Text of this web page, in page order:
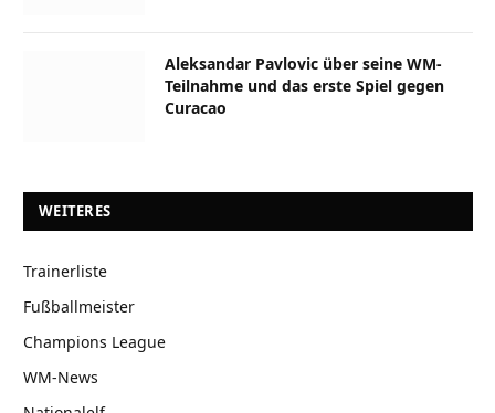
Aleksandar Pavlovic über seine WM-
Teilnahme und das erste Spiel gegen
Curacao
WEITERES
Trainerliste
Fußballmeister
Champions League
WM-News